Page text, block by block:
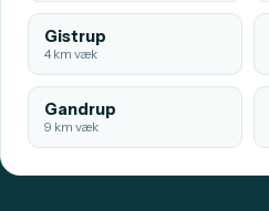
Gistrup
4 km væk
Gandrup
9 km væk